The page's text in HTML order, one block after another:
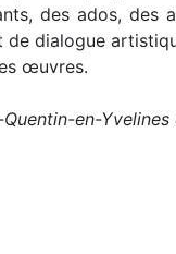
des ados,
de dialogue
œuvres.
en-Yvelines